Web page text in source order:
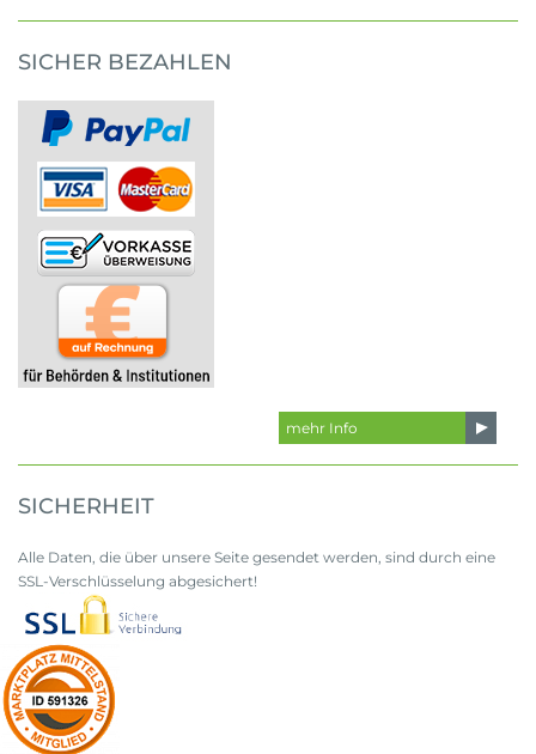
SICHER BEZAHLEN
mehr Info
SICHERHEIT
Alle Daten, die über unsere Seite gesendet werden, sind durch eine
SSL-Verschlüsselung abgesichert!